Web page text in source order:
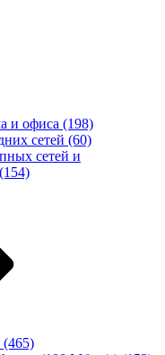
и офиса (198)
сетей (60)
сетей и
(154)
(465)